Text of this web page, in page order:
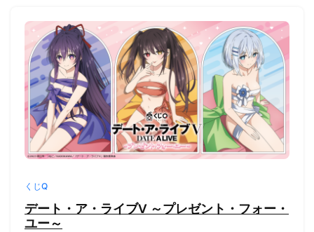
くじQ
デート・ア・ライブV ～プレゼント・フォー・
ユー～